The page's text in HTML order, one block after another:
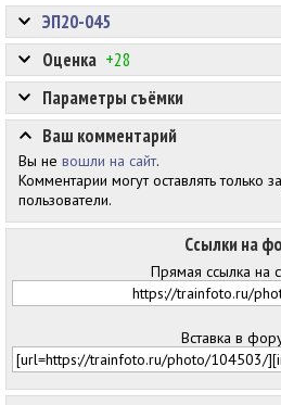
Оценка +28
Ссылки на
Прямая ссылка на
Вставка в
ЭП20-045
Параметры съёмки
Ваш комментарий
Вы не вошли на сайт.
Комментарии могут оставлять только
пользователи.